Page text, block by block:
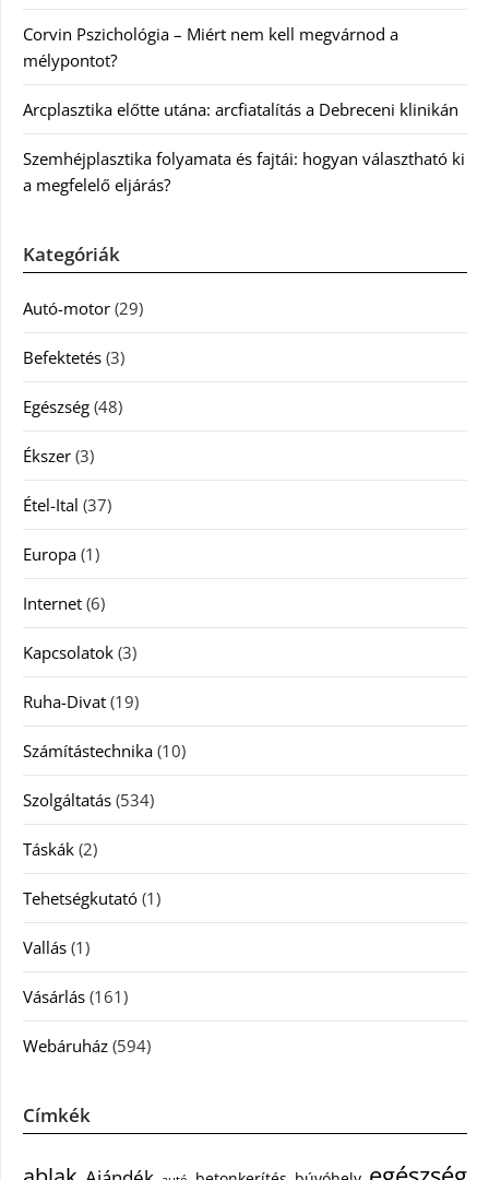
Corvin Pszichológia – Miért nem kell megvárnod a
mélypontot?
Arcplasztika előtte utána: arcfiatalítás a Debreceni klinikán
Szemhéjplasztika folyamata és fajtái: hogyan választható ki
a megfelelő eljárás?
Kategóriák
Autó-motor (29)
Befektetés (3)
Egészség (48)
Ékszer (3)
Étel-Ital (37)
Europa (1)
Internet (6)
Kapcsolatok (3)
Ruha-Divat (19)
Számítástechnika (10)
Szolgáltatás (534)
Táskák (2)
Tehetségkutató (1)
Vallás (1)
Vásárlás (161)
Webáruház (594)
Címkék